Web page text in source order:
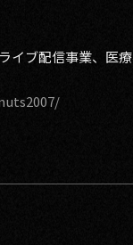
イブ配信事業、医